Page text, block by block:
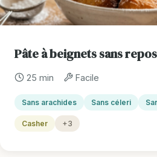
Pâte à beignets sans
25 min Facile
Sans arachides Sans céleri
Casher +3